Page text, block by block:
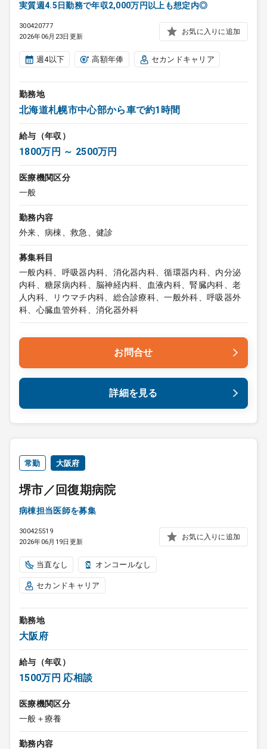
実質週4.5日勤務で年収2,000万円以上も想定内◎
300420777
2026年06月23日更新
お気に入りに追加
週4以下 高額年俸 セカンドキャリア
勤務地
北海道札幌市中心部から車で約1時間
給与（年収）
1800万円 ～ 2500万円
医療機関区分
一般
勤務内容
外来、病棟、救急、健診
募集科目
一般内科、呼吸器内科、消化器内科、循環器内科、内分泌
内科、糖尿病内科、脳神経内科、血液内科、腎臓内科、老
人内科、リウマチ内科、総合診療科、一般外科、呼吸器外
科、心臓血管外科、消化器外科
お問合せ
詳細を見る
常勤 大阪府
堺市／回復期病院
病棟担当医師を募集
300425519
2026年06月19日更新
お気に入りに追加
当直なし オンコールなし
セカンドキャリア
勤務地
大阪府
給与（年収）
1500万円 応相談
医療機関区分
一般＋療養
勤務内容